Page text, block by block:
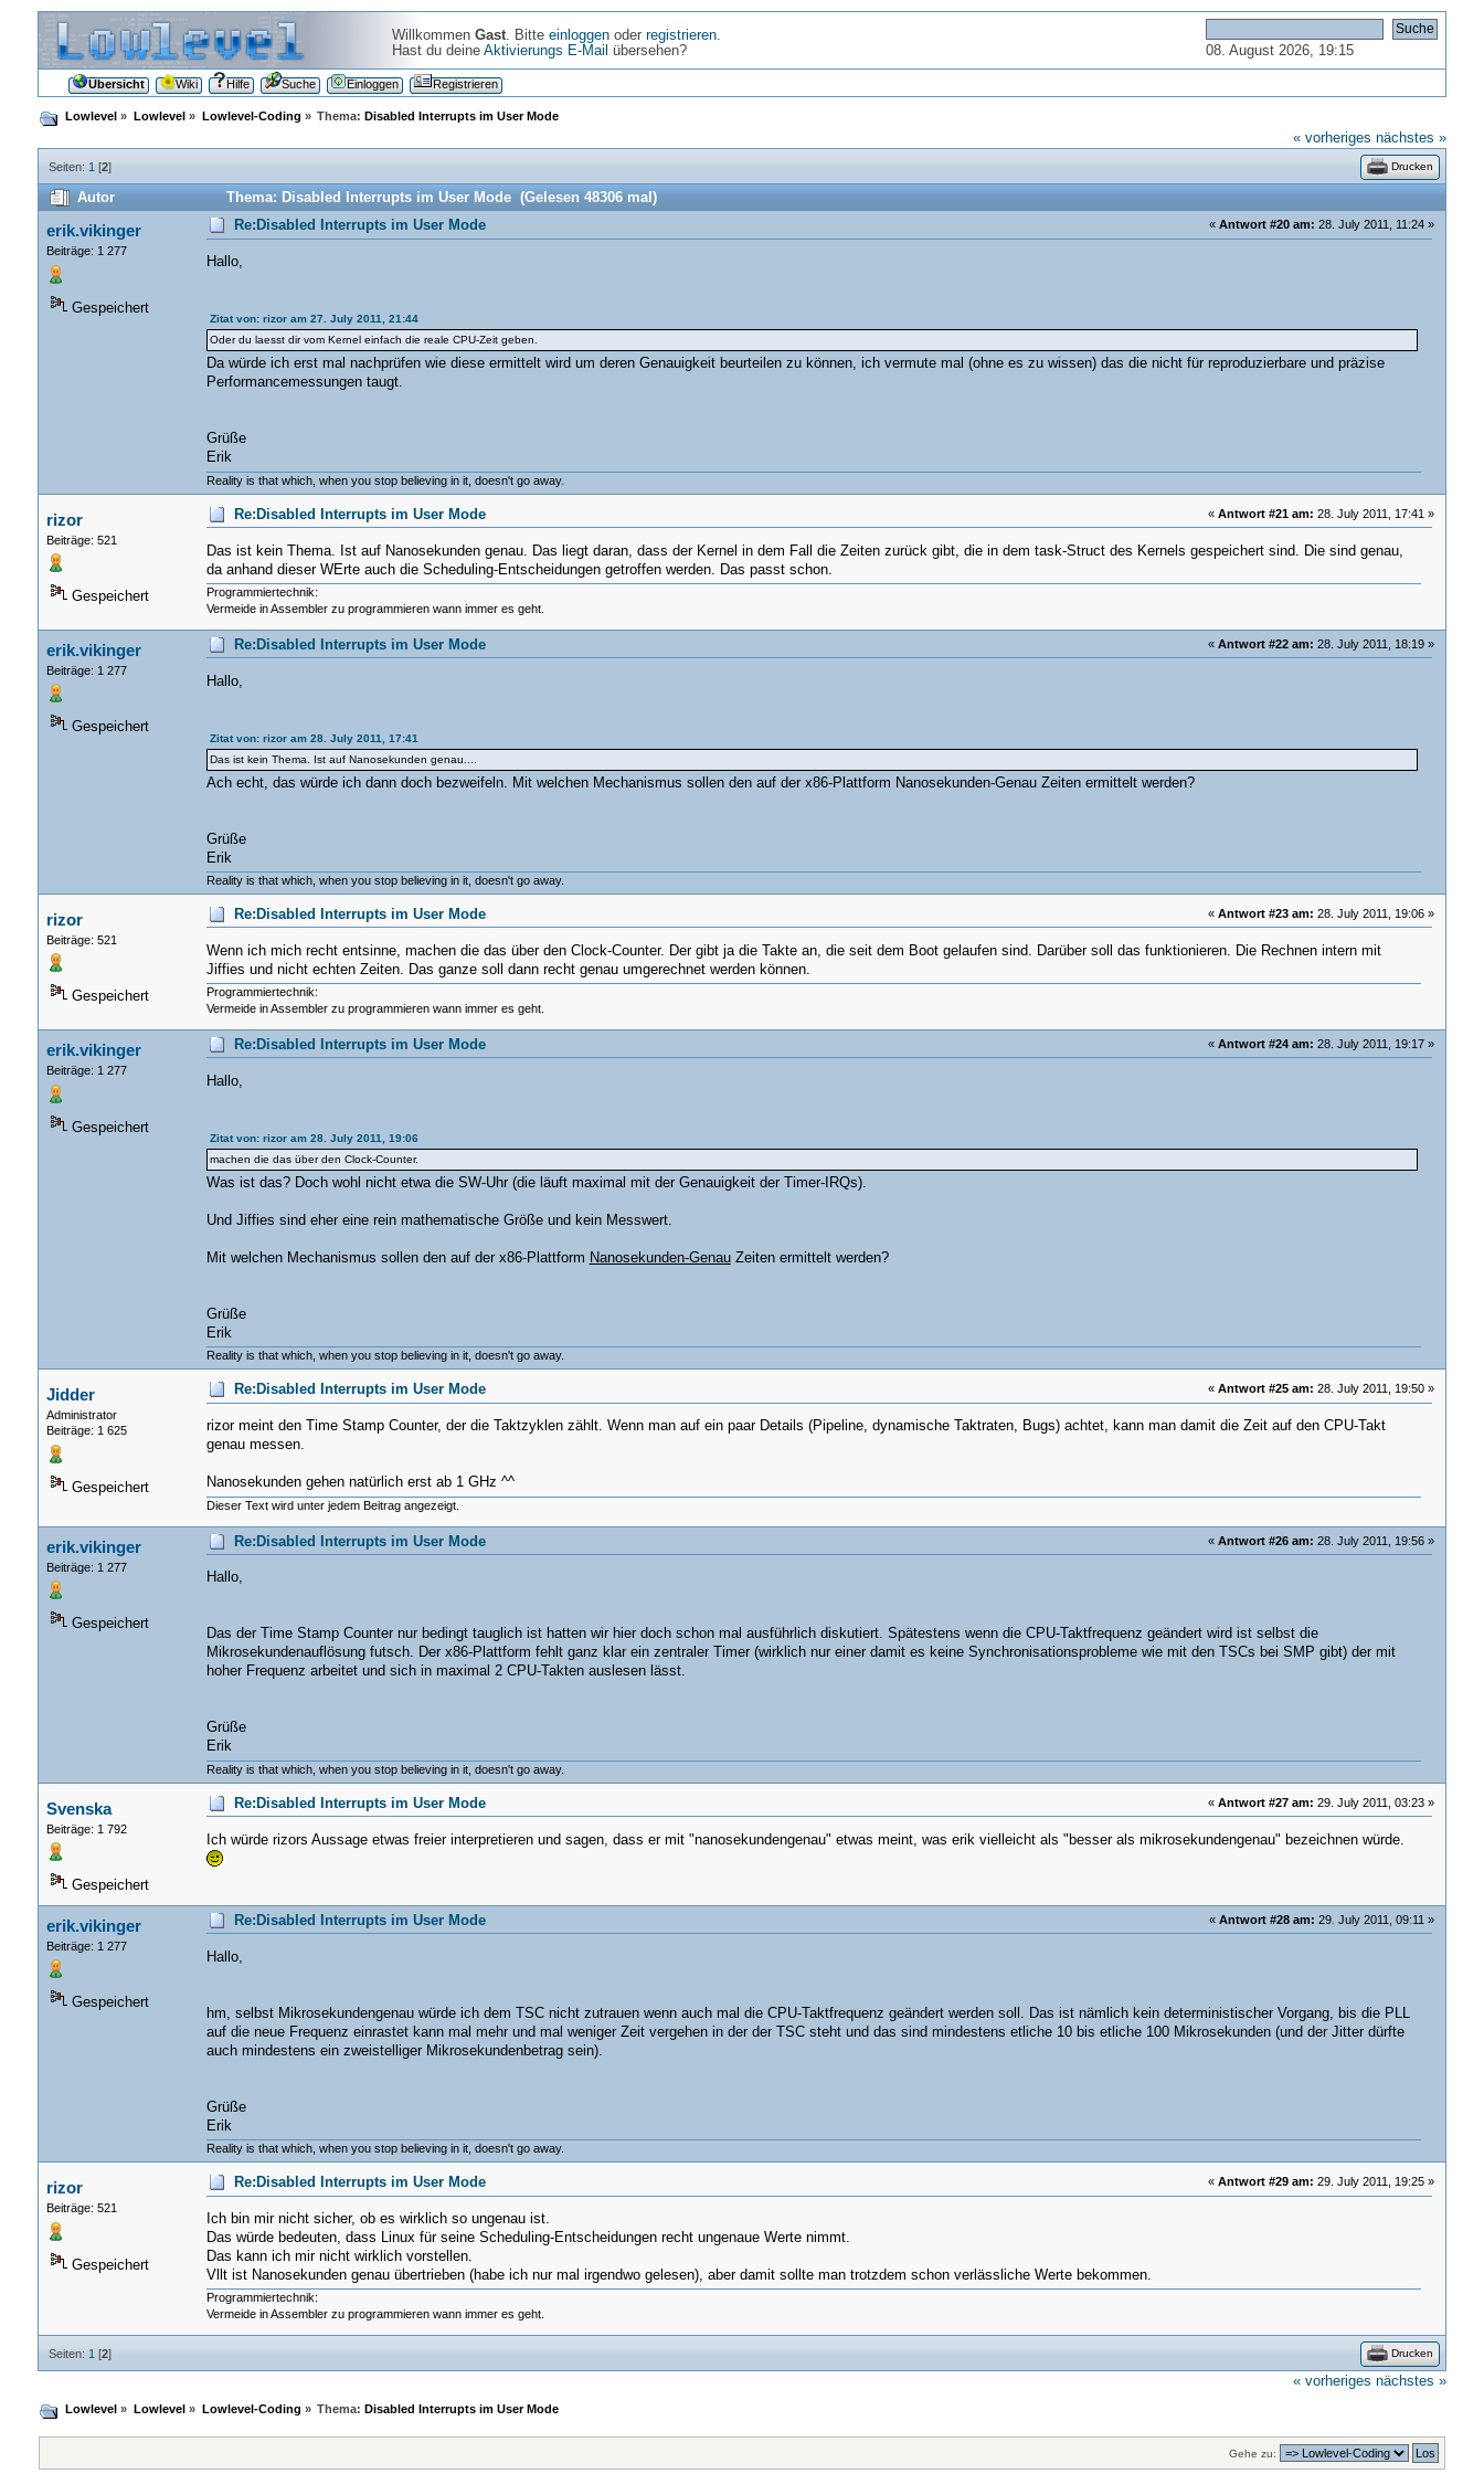
08. August 2026, 19:15
Willkommen Gast. Bitte einloggenoder registrieren.
Hast du deine Aktivierungs E-Mail übersehen?
Übersicht Wiki Hilfe Suche Einloggen Registrieren
Lowlevel » Lowlevel » Lowlevel-Coding » Thema: Disabled Interrupts im User Mode
« vorheriges nächstes »
Drucken
Seiten: 1 [2]
Autor Thema: Disabled Interrupts im User Mode (Gelesen 48306 mal)
erik.vikinger
Beiträge: 1 277
Gespeichert
«Antwort #20 am: 28. July 2011, 11:24 »
Re:Disabled Interrupts im User Mode
Hallo,
Zitat von: rizor am 27. July 2011, 21:44
Oder du laesst dir vom Kernel einfach die reale CPU-Zeit geben.
Da würde ich erst mal nachprüfen wie diese ermittelt wird um deren Genauigkeit beurteilen zu können, ich vermute mal (ohne es zu wissen) das die nicht für reproduzierbare und präzise
Performancemessungen taugt.
Grüße
Erik
Reality is that which, when you stop believing in it, doesn't go away.
rizor
Beiträge: 521
Gespeichert
«Antwort #21 am: 28. July 2011, 17:41 »
Re:Disabled Interrupts im User Mode
Das ist kein Thema. Ist auf Nanosekunden genau. Das liegt daran, dass der Kernel in dem Fall die Zeiten zurück gibt, die in dem task-Struct des Kernels gespeichert sind. Die sind genau,
da anhand dieser WErte auch die Scheduling-Entscheidungen getroffen werden. Das passt schon.
Programmiertechnik:
Vermeide in Assembler zu programmieren wann immer es geht.
erik.vikinger
Beiträge: 1 277
Gespeichert
«Antwort #22 am: 28. July 2011, 18:19 »
Re:Disabled Interrupts im User Mode
Hallo,
Zitat von: rizor am 28. July 2011, 17:41
Das ist kein Thema. Ist auf Nanosekunden genau....
Ach echt, das würde ich dann doch bezweifeln. Mit welchen Mechanismus sollen den auf der x86-Plattform Nanosekunden-Genau Zeiten ermittelt werden?
Grüße
Erik
Reality is that which, when you stop believing in it, doesn't go away.
rizor
Beiträge: 521
Gespeichert
«Antwort #23 am: 28. July 2011, 19:06 »
Re:Disabled Interrupts im User Mode
Wenn ich mich recht entsinne, machen die das über den Clock-Counter. Der gibt ja die Takte an, die seit dem Boot gelaufen sind. Darüber soll das funktionieren. Die Rechnen intern mit
Jiffies und nicht echten Zeiten. Das ganze soll dann recht genau umgerechnet werden können.
Programmiertechnik:
Vermeide in Assembler zu programmieren wann immer es geht.
erik.vikinger
Beiträge: 1 277
Gespeichert
«Antwort #24 am: 28. July 2011, 19:17 »
Re:Disabled Interrupts im User Mode
Hallo,
Zitat von: rizor am 28. July 2011, 19:06
machen die das über den Clock-Counter.
Was ist das? Doch wohl nicht etwa die SW-Uhr (die läuft maximal mit der Genauigkeit der Timer-IRQs).
Und Jiffies sind eher eine rein mathematische Größe und kein Messwert.
Mit welchen Mechanismus sollen den auf der x86-Plattform Nanosekunden-GenauZeiten ermittelt werden?
Grüße
Erik
Reality is that which, when you stop believing in it, doesn't go away.
Jidder
Administrator
Beiträge: 1 625
Gespeichert
«Antwort #25 am: 28. July 2011, 19:50 »
Re:Disabled Interrupts im User Mode
rizor meint den Time Stamp Counter, der die Taktzyklen zählt. Wenn man auf ein paar Details (Pipeline, dynamische Taktraten, Bugs) achtet, kann man damit die Zeit auf den CPU-Takt
genau messen.
Nanosekunden gehen natürlich erst ab 1 GHz ^^
Dieser Text wird unter jedem Beitrag angezeigt.
erik.vikinger
Beiträge: 1 277
Gespeichert
«Antwort #26 am: 28. July 2011, 19:56 »
Re:Disabled Interrupts im User Mode
Hallo,
Das der Time Stamp Counter nur bedingt tauglich ist hatten wir hier doch schon mal ausführlich diskutiert. Spätestens wenn die CPU-Taktfrequenz geändert wird ist selbst die
Mikrosekundenauflösung futsch. Der x86-Plattform fehlt ganz klar ein zentraler Timer (wirklich nur einer damit es keine Synchronisationsprobleme wie mit den TSCs bei SMP gibt) der mit
hoher Frequenz arbeitet und sich in maximal 2 CPU-Takten auslesen lässt.
Grüße
Erik
Reality is that which, when you stop believing in it, doesn't go away.
Svenska
Beiträge: 1 792
Gespeichert
«Antwort #27 am: 29. July 2011, 03:23 »
Re:Disabled Interrupts im User Mode
Ich würde rizors Aussage etwas freier interpretieren und sagen, dass er mit "nanosekundengenau" etwas meint, was erik vielleicht als "besser als mikrosekundengenau" bezeichnen würde.
erik.vikinger
Beiträge: 1 277
Gespeichert
«Antwort #28 am: 29. July 2011, 09:11 »
Re:Disabled Interrupts im User Mode
Hallo,
hm, selbst Mikrosekundengenau würde ich dem TSC nicht zutrauen wenn auch mal die CPU-Taktfrequenz geändert werden soll. Das ist nämlich kein deterministischer Vorgang, bis die PLL
auf die neue Frequenz einrastet kann mal mehr und mal weniger Zeit vergehen in der der TSC steht und das sind mindestens etliche 10 bis etliche 100 Mikrosekunden (und der Jitter dürfte
auch mindestens ein zweistelliger Mikrosekundenbetrag sein).
Grüße
Erik
Reality is that which, when you stop believing in it, doesn't go away.
rizor
Beiträge: 521
Gespeichert
«Antwort #29 am: 29. July 2011, 19:25 »
Re:Disabled Interrupts im User Mode
Ich bin mir nicht sicher, ob es wirklich so ungenau ist.
Das würde bedeuten, dass Linux für seine Scheduling-Entscheidungen recht ungenaue Werte nimmt.
Das kann ich mir nicht wirklich vorstellen.
Vllt ist Nanosekunden genau übertrieben (habe ich nur mal irgendwo gelesen), aber damit sollte man trotzdem schon verlässliche Werte bekommen.
Programmiertechnik:
Vermeide in Assembler zu programmieren wann immer es geht.
Drucken
Seiten: 1 [2]
« vorheriges nächstes »
Lowlevel » Lowlevel» Lowlevel-Coding » Thema:Disabled Interrupts im User Mode
Gehe zu: